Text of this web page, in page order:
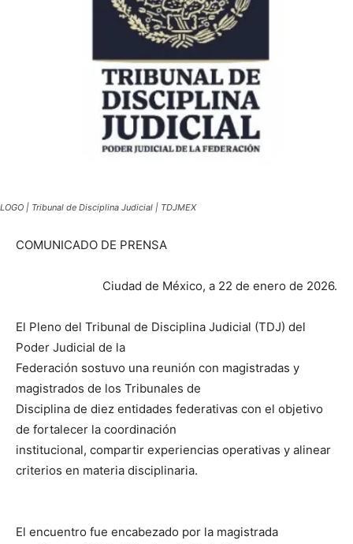
LOGO | Tribunal de Disciplina Judicial | TDJMEX
COMUNICADO DE PRENSA
Ciudad de México, a 22 de enero de 2026.
El Pleno del Tribunal de Disciplina Judicial (TDJ) del
Poder Judicial de la
Federación sostuvo una reunión con magistradas y
magistrados de los Tribunales de
Disciplina de diez entidades federativas con el objetivo
de fortalecer la coordinación
institucional, compartir experiencias operativas y alinear
criterios en materia disciplinaria.
El encuentro fue encabezado por la magistrada